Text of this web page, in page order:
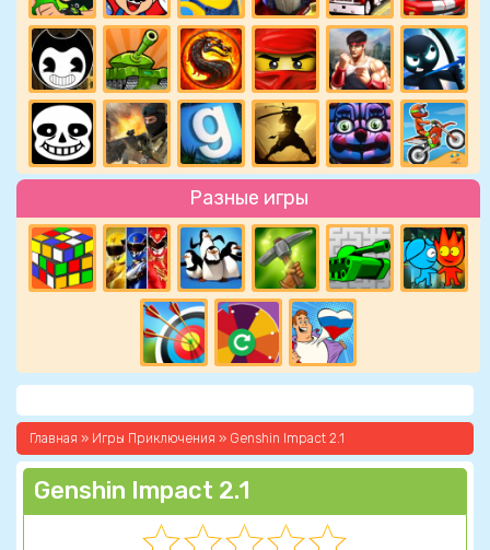
Разные игры
Главная » Игры Приключения » Genshin Impact 2.1
Genshin Impact 2.1